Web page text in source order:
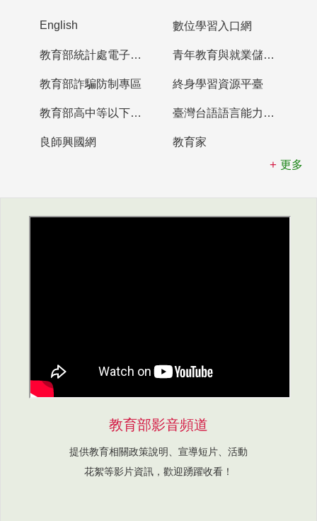
English 數位學習入口網
教育部統計處電子書櫃 青年教育與就業儲蓄帳戶
教育部詐騙防制專區 終身學習資源平臺
教育部高中等以下學校及幼兒園教師資格檢定考試 臺灣台語語言能力認證網站
良師興國網
教育家
更多
教育部影音頻道
提供教育相關政策說明、宣導短片、活動
花絮等影片資訊，歡迎踴躍收看！